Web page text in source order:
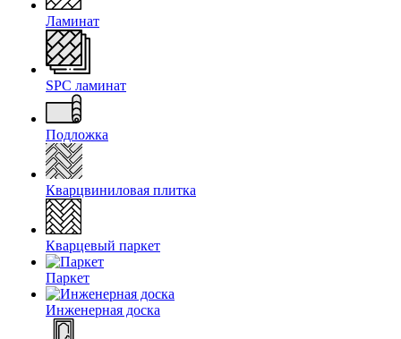
Ламинат
SPC ламинат
Подложка
Кварцвиниловая плитка
Кварцевый паркет
Паркет
Инженерная доска